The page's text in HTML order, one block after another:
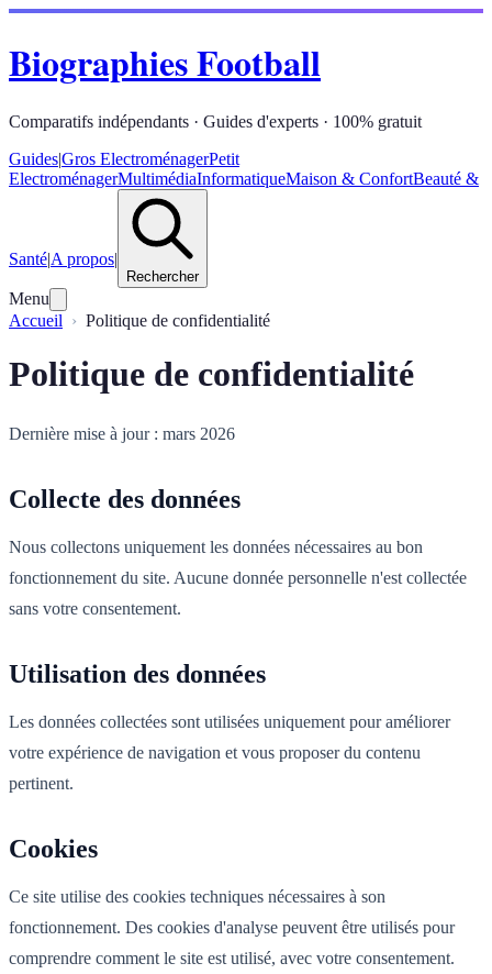
Biographies Football
Comparatifs indépendants · Guides d'experts · 100% gratuit
Guides|Gros ElectroménagerPetit
ElectroménagerMultimédiaInformatiqueMaison & ConfortBeauté &
Santé|A propos|
Rechercher
Menu
Accueil
Politique de confidentialité
Politique de confidentialité
Dernière mise à jour : mars 2026
Collecte des données
Nous collectons uniquement les données nécessaires au bon
fonctionnement du site. Aucune donnée personnelle n'est collectée
sans votre consentement.
Utilisation des données
Les données collectées sont utilisées uniquement pour améliorer
votre expérience de navigation et vous proposer du contenu
pertinent.
Cookies
Ce site utilise des cookies techniques nécessaires à son
fonctionnement. Des cookies d'analyse peuvent être utilisés pour
comprendre comment le site est utilisé, avec votre consentement.